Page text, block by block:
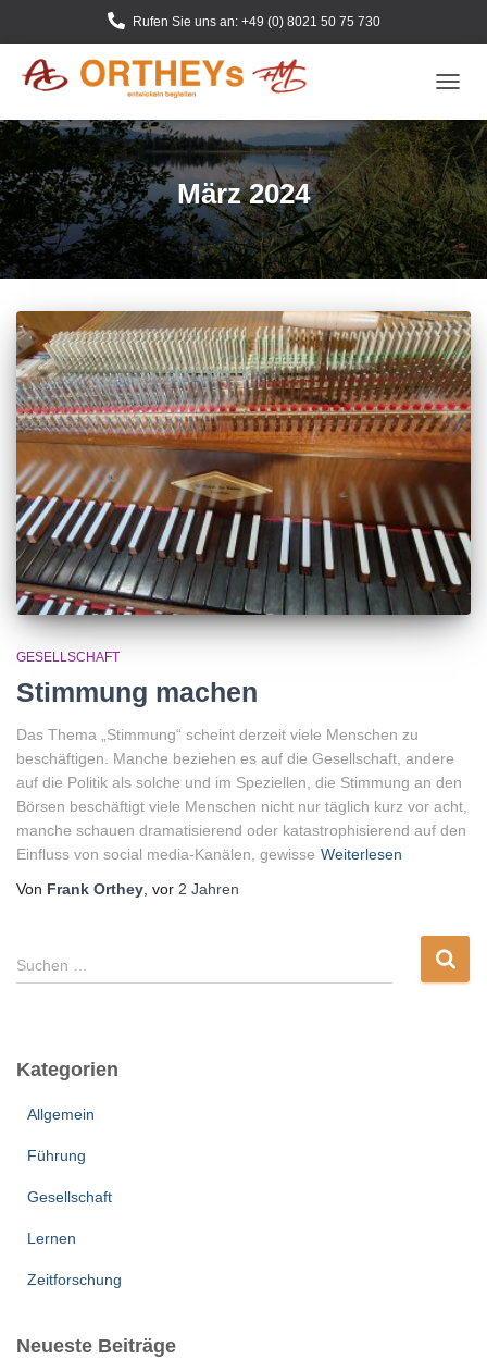
Rufen Sie uns an: +49 (0) 8021 50 75 730
März 2024
GESELLSCHAFT
Stimmung machen
Das Thema „Stimmung“ scheint derzeit viele Menschen zu
beschäftigen. Manche beziehen es auf die Gesellschaft, andere
auf die Politik als solche und im Speziellen, die Stimmung an den
Börsen beschäftigt viele Menschen nicht nur täglich kurz vor acht,
manche schauen dramatisierend oder katastrophisierend auf den
Einfluss von social media-Kanälen, gewisse Weiterlesen
Von Frank Orthey , vor 2 Jahren
S
u
n
Suchen …
Kategorien
Allgemein
Führung
Gesellschaft
Lernen
Zeitforschung
Neueste Beiträge